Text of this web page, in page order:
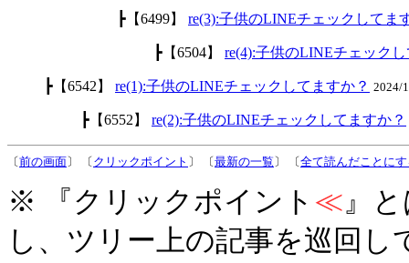
┣【6499】 re(3):子供のLINEチェックしてま
┣【6504】 re(4):子供のLINEチェック
┣【6542】 re(1):子供のLINEチェックしてますか？ 2024/
┣【6552】 re(2):子供のLINEチェックしてますか？
〔前の画面〕 〔 クリックポイント 〕 〔最新の一覧 〕 〔全て読んだことに
※ 『クリックポイント ≪』
し、ツリー上の記事を巡回